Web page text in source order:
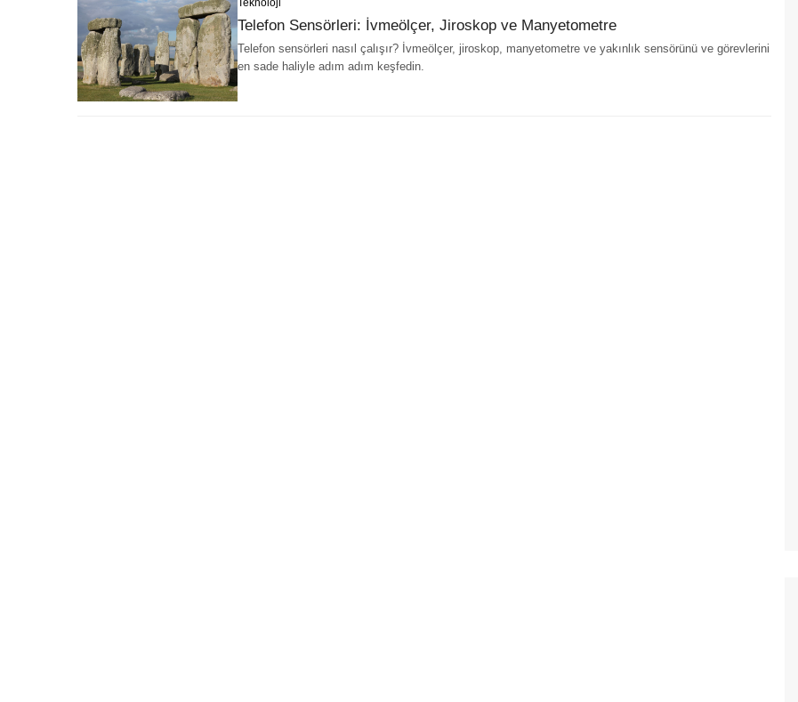
Teknoloji
Telefon Sensörleri: İvmeölçer, Jiroskop ve Manyetometre
Telefon sensörleri nasıl çalışır? İvmeölçer, jiroskop, manyetometre ve yakınlık sensörünü ve görevlerini
en sade haliyle adım adım keşfedin.